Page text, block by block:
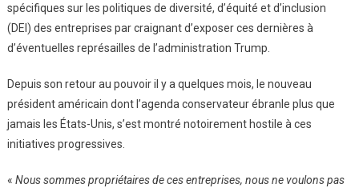
spécifiques sur les politiques de diversité, d’équité et d’inclusion
(DEI) des entreprises par craignant d’exposer ces dernières à
d’éventuelles représailles de l’administration Trump.
Depuis son retour au pouvoir il y a quelques mois, le nouveau
président américain dont l’agenda conservateur ébranle plus que
jamais les États-Unis, s’est montré notoirement hostile à ces
initiatives progressives.
« Nous sommes propriétaires de ces entreprises, nous ne voulons pas